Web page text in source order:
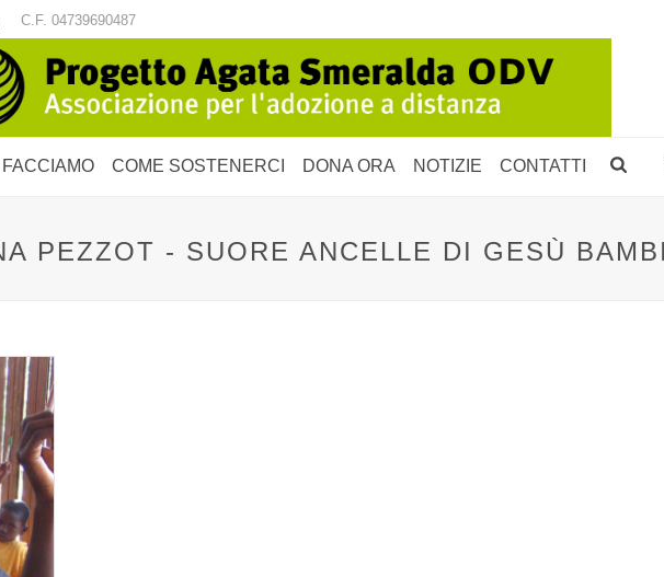
C.F. 04739690487
COME SOSTENERCI DONA ORA NOTIZIE CONTATTI
PEZZOT - SUORE ANCELLE DI GESÙ